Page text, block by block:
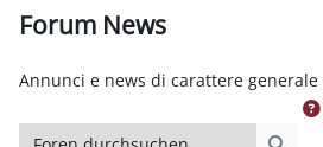
Forum News
Annunci e news di carattere generale
Foren durchsuchen